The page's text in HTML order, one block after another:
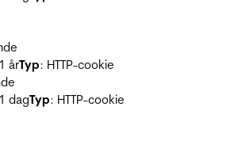
årTyp: HTTP-cookie
dagTyp: HTTP-cookie